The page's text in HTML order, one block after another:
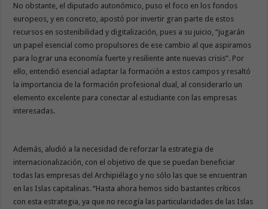
No obstante, el diputado autonómico, puso el foco en los fondos
europeos, y en concreto, apostó por invertir gran parte de estos
recursos en sostenibilidad y digitalización, pues a su juicio, “jugarán
un papel esencial como propulsores de ese cambio al que aspiramos
para lograr una economía fuerte y resiliente ante nuevas crisis”. Por
ello, entendió esencial adaptar la formación a estos campos y resaltó
la importancia de la formación profesional dual, al considerarlo un
elemento excelente para conectar al estudiante con las empresas
interesadas.
Además, aludió a la necesidad de reforzar la estrategia de
internacionalización, con el objetivo de que se puedan beneficiar
todas las empresas del Archipiélago y no sólo las que se encuentran
en las Islas capitalinas. “Hasta ahora hemos sido bastantes críticos
con esta estrategia, ya que no recogía las particularidades de las Islas